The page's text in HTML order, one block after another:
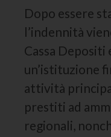
Dopo essere
l’indennità
Cassa
un’istituzione
attività
prestiti ad
regionali,